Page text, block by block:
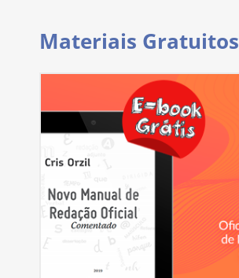
Materiais Gratuitos